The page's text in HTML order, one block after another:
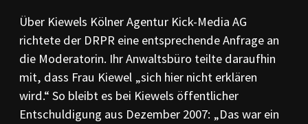
Über Kiewels Kölner Agentur Kick-Media AG
richtete der DRPR eine entsprechende Anfrage an
die Moderatorin. Ihr Anwaltsbüro teilte daraufhin
mit, dass Frau Kiewel „sich hier nicht erklären
wird.“ So bleibt es bei Kiewels öffentlicher
Entschuldigung aus Dezember 2007: „Das war ein